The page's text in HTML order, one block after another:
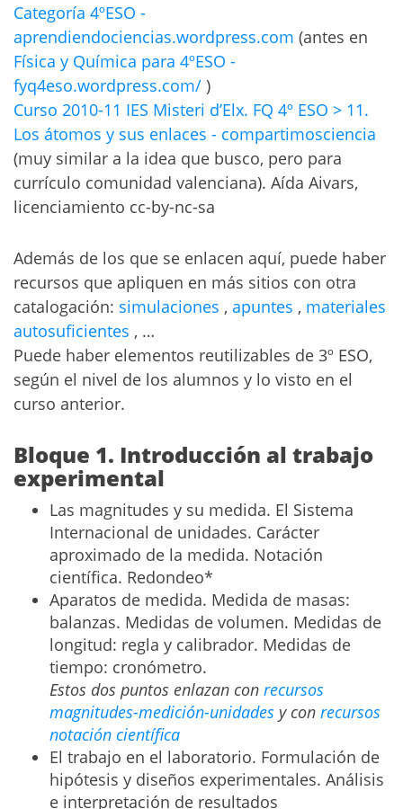
Categoría 4ºESO -
aprendiendociencias.wordpress.com (antes en
Física y Química para 4ºESO -
fyq4eso.wordpress.com/ )
Curso 2010-11 IES Misteri d’Elx. FQ 4º ESO‎ > ‎11.
Los átomos y sus enlaces - compartimosciencia
(muy similar a la idea que busco, pero para
currículo comunidad valenciana). Aída Aivars,
licenciamiento cc-by-nc-sa
Además de los que se enlacen aquí, puede haber
recursos que apliquen en más sitios con otra
catalogación: simulaciones , apuntes , materiales
autosuficientes , …
Puede haber elementos reutilizables de 3º ESO,
según el nivel de los alumnos y lo visto en el
curso anterior.
Bloque 1. Introducción al trabajo
experimental
Las magnitudes y su medida. El Sistema
Internacional de unidades. Carácter
aproximado de la medida. Notación
científica. Redondeo*
Aparatos de medida. Medida de masas:
balanzas. Medidas de volumen. Medidas de
longitud: regla y calibrador. Medidas de
tiempo: cronómetro.
Estos dos puntos enlazan con recursos
magnitudes-medición-unidades y con recursos
notación científica
El trabajo en el laboratorio. Formulación de
hipótesis y diseños experimentales. Análisis
e interpretación de resultados